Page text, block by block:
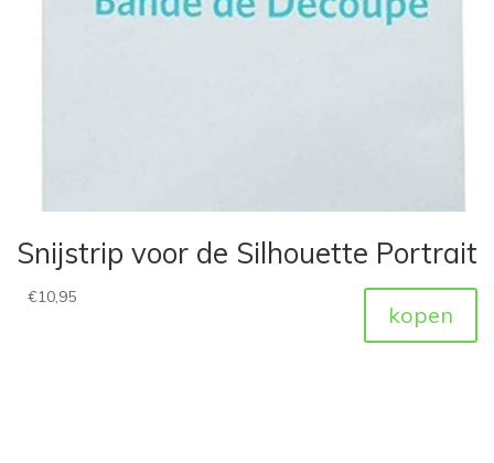
Snijstrip voor de Silhouette Portrait
€10,95
kopen